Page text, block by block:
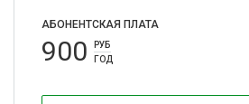
АБОНЕНТСКАЯ ПЛАТА
900
РУБ
ГОД